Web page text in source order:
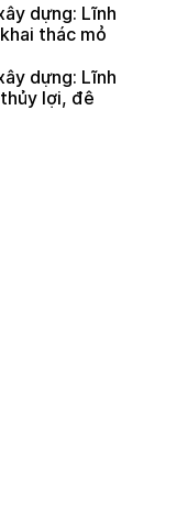
dựng: Lĩnh
thác mỏ
dựng: Lĩnh
lợi, đê